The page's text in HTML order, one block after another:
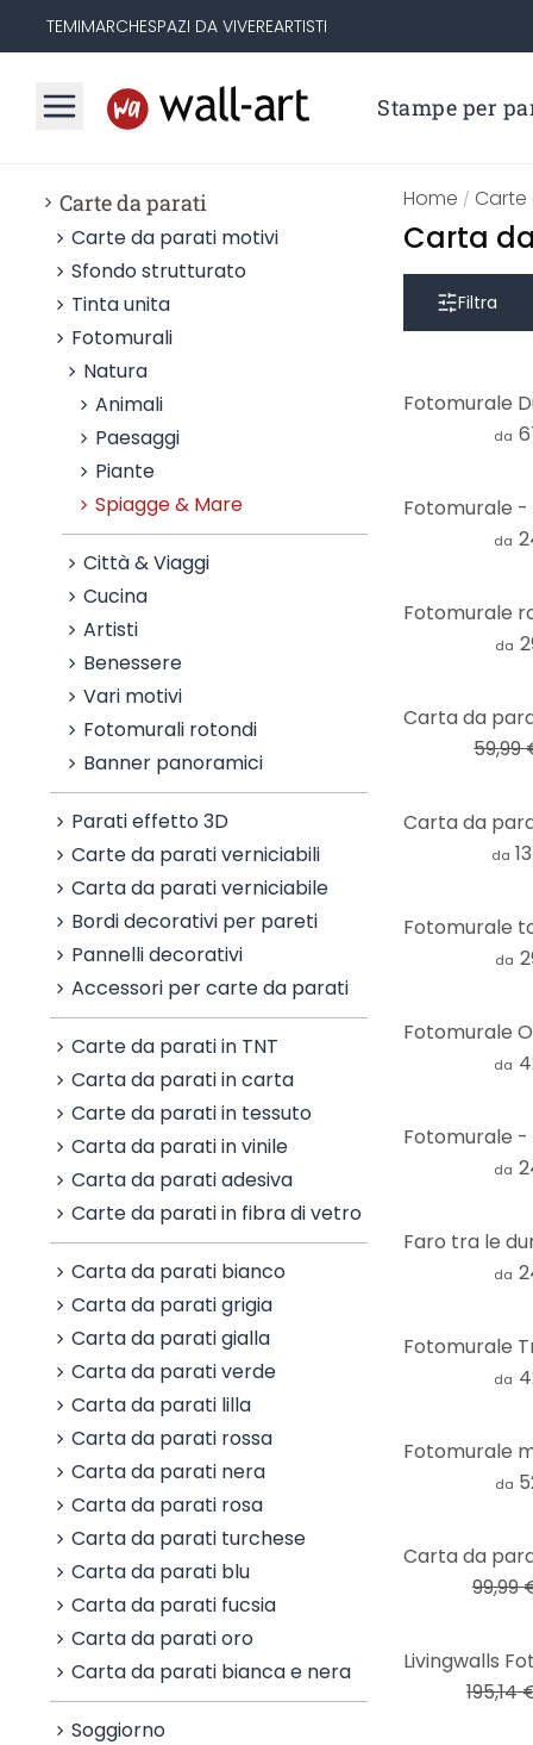
TEMIMARCHESPAZI DA VIVEREARTISTI
Stampe per
Carte da parati
Carte da parati motivi
Sfondo strutturato
Tinta unita
Fotomurali
Natura
Animali
Paesaggi
Piante
Spiagge & Mare
Città & Viaggi
Cucina
Artisti
Benessere
Vari motivi
Fotomurali rotondi
Banner panoramici
Parati effetto 3D
Carte da parati verniciabili
Carta da parati verniciabile
Bordi decorativi per pareti
Pannelli decorativi
Accessori per carte da parati
Carte da parati in TNT
Carta da parati in carta
Carte da parati in tessuto
Carta da parati in vinile
Carta da parati adesiva
Carte da parati in fibra di vetro
Carta da parati bianco
Carta da parati grigia
Carta da parati gialla
Carta da parati verde
Carta da parati lilla
Carta da parati rossa
Carta da parati nera
Carta da parati rosa
Carta da parati turchese
Carta da parati blu
Carta da parati fucsia
Carta da parati oro
Carta da parati bianca e nera
Soggiorno
Home /
Carta
Filtra
da
da
da
59,99
da
da
da
da
da
da
da
99,99
195,14